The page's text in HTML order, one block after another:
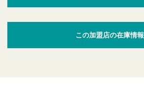
この加盟店の在庫情報